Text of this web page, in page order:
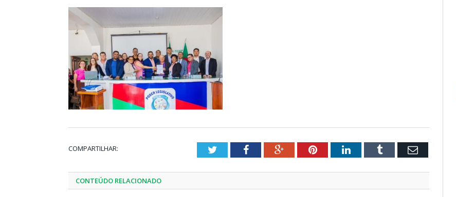
COMPARTILHAR: TwitterFacebookGoogle+PinterestLinkedInTumblr Email
CONTEÚDO RELACIONADO